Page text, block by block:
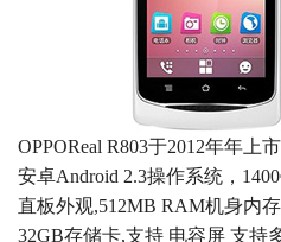
OPPOReal R803于2012年年上
安卓Android 2.3操作系统，
直板外观,512MB RAM机身内存
32GB存储卡,支持 电容屏 支持